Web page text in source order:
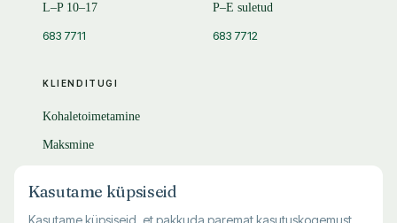
KLIENDITUGI
Kohaletoimetamine
Maksmine
KKK
L–P 10–17
683 7711
P–E suletud
683 7712
Kasutame küpsiseid
Kasutame küpsiseid, et pakkuda paremat kasutuskogemust,